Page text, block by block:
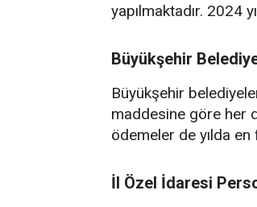
yapılmaktadır. 2024
Büyükşehir
Büyükşehir
maddesine göre her
ödemeler de yılda
İl Özel İdaresi